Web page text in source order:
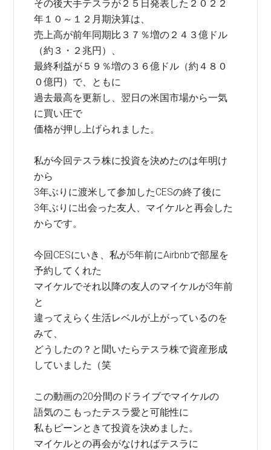
その後大手テスラが２５日発表した２０２２
年１０～１２月期決算は、
売上高が前年同期比３７％増の２４３億ドル
（約３・２兆円）、
最終利益が５９％増の３６億ドル（約４８０
０億円）で、ともに
過去最高を更新し、翌日の米国市場から一気
に買い圧で
価格が押し上げられました。
私が今回テスラ株に投資を決めたのは年明け
から
3年ぶりに渡米して参加したCESの終了後に
3年ぶりに出会った友人、マイケルと再会した
からです。
今回CESにいき、私が5年前にAirbnbで部屋を
予約してくれた
マイケルでそれ以降の友人のマイケルが3年前
と
違ってえらく生活レベルが上がっているのを
みて、
どうしたの？と聞いたらテスラ株で資産形成
していました（笑
この動画の20分間のドライブでマイケルの
語気のこもったテスラ愛と可能性に
私もピーンときて投資を決めました。
マイケルとの再会がなければテスラに